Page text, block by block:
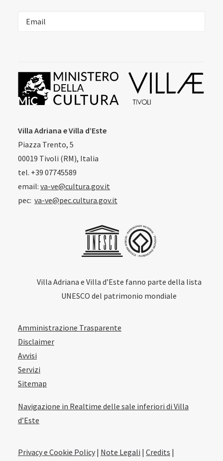
Villa Adriana e Villa d’Este
Piazza Trento, 5
00019 Tivoli (RM), Italia
tel. +39 07745589
email: va-ve@cultura.gov.it
pec: va-ve@pec.cultura.gov.it
Villa Adriana e Villa d’Este fanno parte della lista
UNESCO del patrimonio mondiale
Amministrazione Trasparente
Disclaimer
Avvisi
Servizi
Sitemap
Navigazione in Realtime delle sale inferiori di Villa
d’Este
Privacy e Cookie Policy | Note Legali | Credits |